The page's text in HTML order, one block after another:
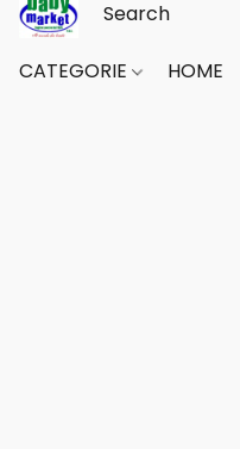
CATEGORIE HOME